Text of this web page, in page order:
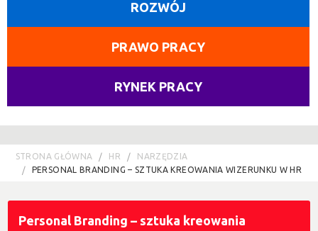
ROZWÓJ
PRAWO PRACY
RYNEK PRACY
STRONA GŁÓWNA HR
NARZĘDZIA
PERSONAL BRANDING – SZTUKA KREOWANIA WIZERUNKU W HR
Personal Branding – sztuka kreowania